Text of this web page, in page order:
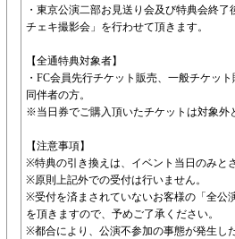
・東京公演二部お見送り会及び特典会終
チェキ撮影会」を行わせて頂きます。
【全通特典対象者】
・FC会員先行チケット販売、一般チケッ
同伴者の方。
※当日券でご購入頂いたチケットは対象外
【注意事項】
※特典の引き換えは、イベント当日のみと
※原則上記外での受付は行いません。
※受付を済まされていないお客様の「全公
を頂きますので、予めご了承ください。
※都合により、公演不参加の事態が発生し